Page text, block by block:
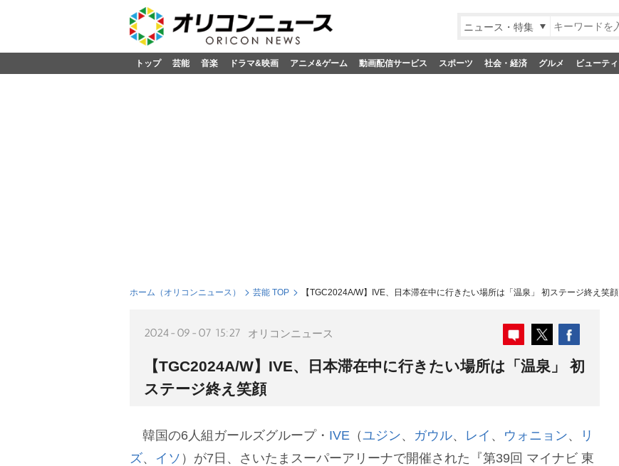
ニュース・特集
トップ 芸能 音楽 ドラマ&映画 アニメ&ゲーム 動画配信サービス スポーツ 社会・経済 グルメ ビューティ
ホーム（オリコンニュース） 芸能 TOP 【TGC2024A/W】IVE、日本滞在中に行きたい場所は「温泉」 初ステージ終え笑顔
2024-09-07 15:27 オリコンニュース
【TGC2024A/W】IVE、日本滞在中に行きたい場所は「温泉」 初
ステージ終え笑顔
韓国の6人組ガールズグループ・ IVE （ユジン、 ガウル、 レイ 、 ウォニョン、
リ
ズ、 イソ ）が7日、さいたまスーパーアリーナで開催された『第39回 マイナビ 東